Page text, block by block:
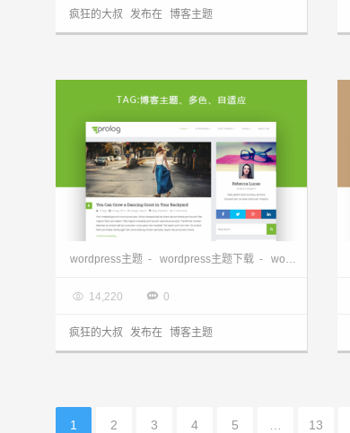
疯狂的大叔 发布在 博客主题
wordpress博客主题—Prolog 1.0
wordpress主题 - wordpress主题下载 - wordpress免费主题
 14,220  0
疯狂的大叔 发布在 博客主题
1 2 3 4 5 13